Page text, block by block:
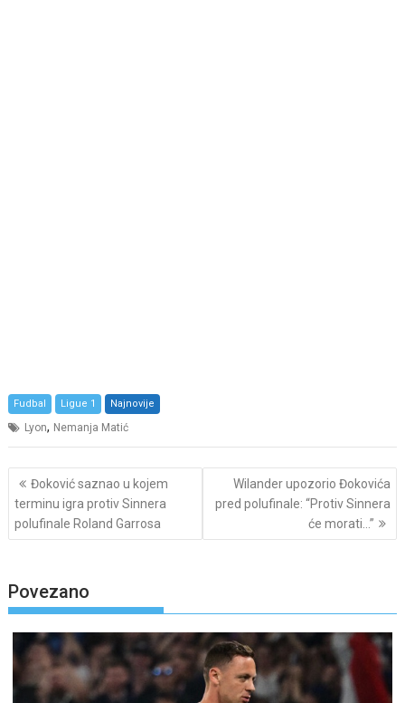
Fudbal Ligue 1 Najnovije
Lyon, Nemanja Matić
Post
navigation
Đoković saznao u kojem
terminu igra protiv Sinnera
polufinale Roland Garrosa
Wilander upozorio Đokovića
pred polufinale: “Protiv Sinnera
će morati…”
Povezano